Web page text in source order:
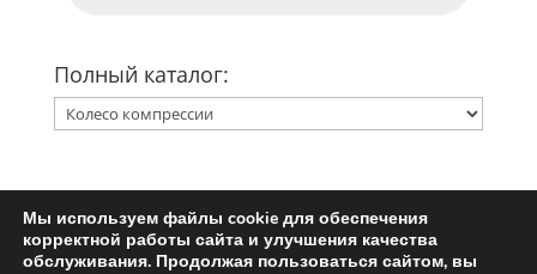
Полный каталог:
Главная
Ремкомплект турбины
Запчасти для турбин
Мы используем файлы cookie для обеспечения
корректной работы сайта и улучшения качества
обслуживания. Продолжая пользоваться сайтом, вы